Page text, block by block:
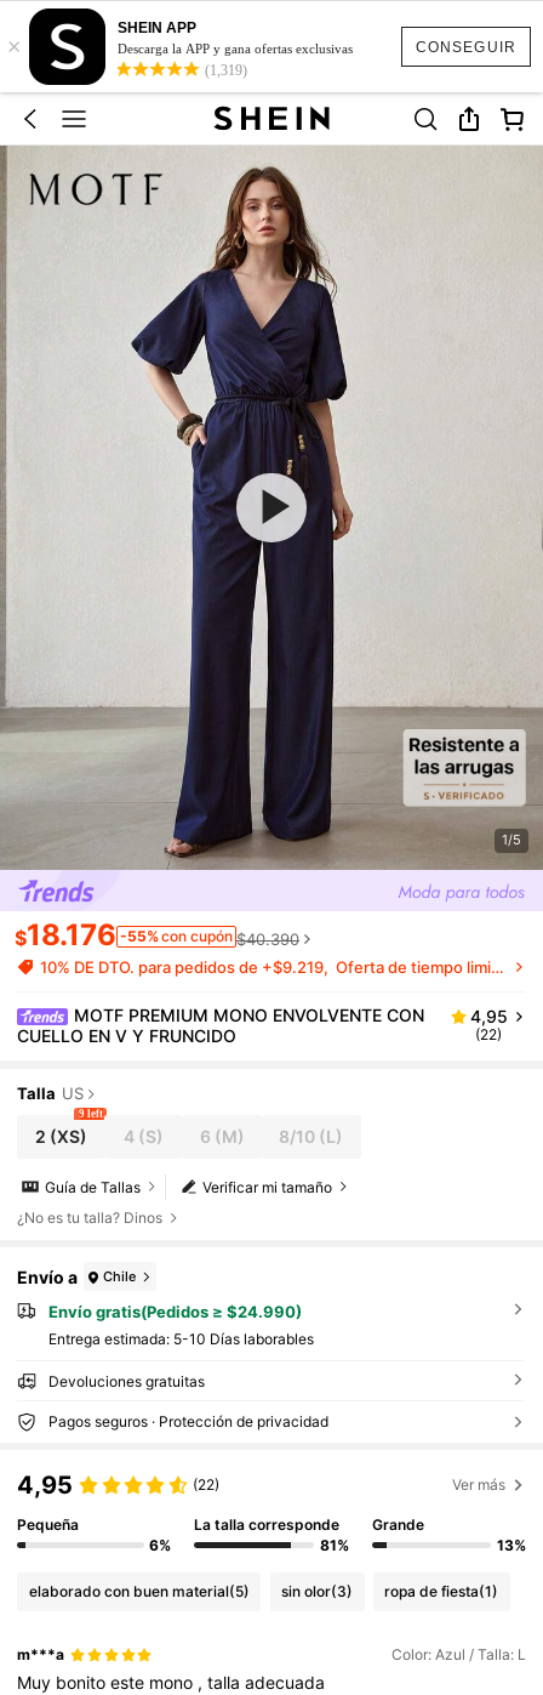
CONSEGUIR
×
SHEIN APP
Descarga la APP y gana ofertas exclusivas
(1,319)
1/5
$18.176 -55%con cupón $40.390
10% DE DTO. para pedidos de +$9.219
Oferta de tiempo limitado
MOTF PREMIUM MONO ENVOLVENTE CON
CUELLO EN V Y FRUNCIDO
4,95
(22)
Talla US
2 (XS)
9 left
4(S) 6 (M) 8/10 (L)
Verificar mi tamaño
Guía de Tallas
¿No es tu talla? Dinos
Envío a Chile
Envío gratis(Pedidos ≥ $24.990)
Entrega estimada: 5-10 Días laborables
Devoluciones gratuitas
Pagos seguros · Protección de privacidad
4,95 (22) Ver más
Pequeña
6%
La talla corresponde
81%
Grande
13%
elaborado con buen material(5) sin olor(3) ropa de fiesta(1)
m***a Color: Azul / Talla: L
Muy bonitoeste mono ,tallaadecuada